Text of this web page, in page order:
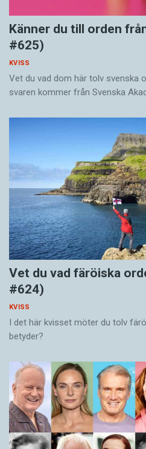
Känner du till orden
#625)
KVISS
Vet du vad dom här tolv svenska
svaren kommer från Svenska
Vet du vad färöiska
#624)
KVISS
I det här kvisset möter du tolv
betyder?